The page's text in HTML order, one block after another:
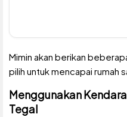
Mimin akan berikan
pilih untuk mencapai rumah
Menggunakan
Tegal